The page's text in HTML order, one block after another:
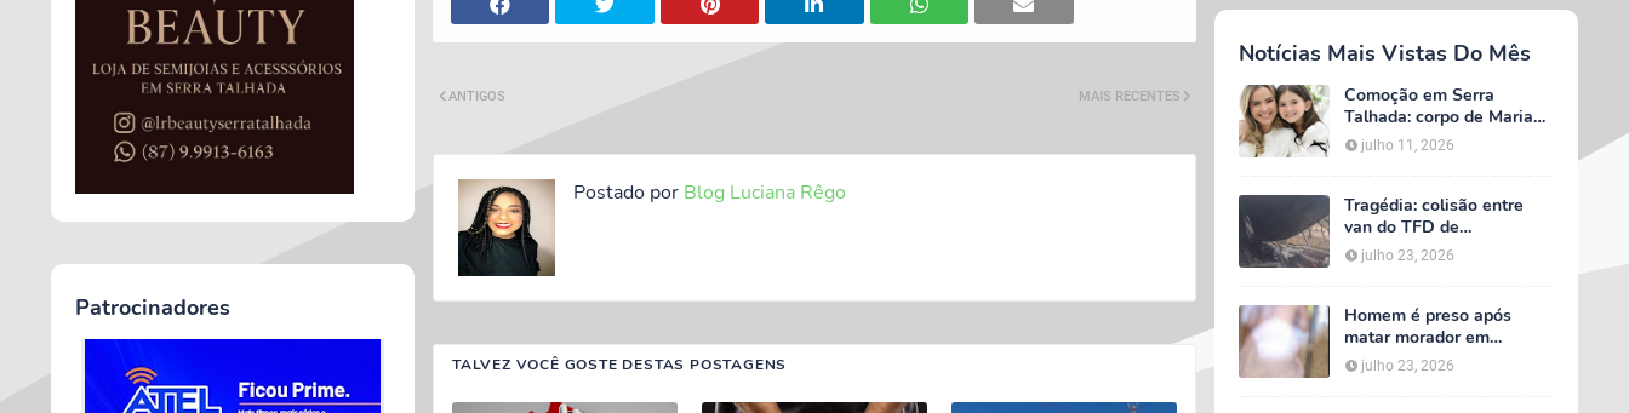
Patrocinadores
MAIS RECENTES
ANTIGOS
Postado por Blog Luciana Rêgo
TALVEZ VOCÊ GOSTE DESTAS POSTAGENS
Notícias Mais Vistas Do Mês
Comoção em Serra
Talhada: corpo de Maria
Valentina é liberado e
velório começa às 5h
julho 11, 2026
Tragédia: colisão entre
van do TFD de
Petrolândia e caminhão
deixa sete mortos em
julho 23, 2026
Homem é preso após
matar morador em
situação de rua e espalhar
sal sobre o corpo em
julho 23, 2026